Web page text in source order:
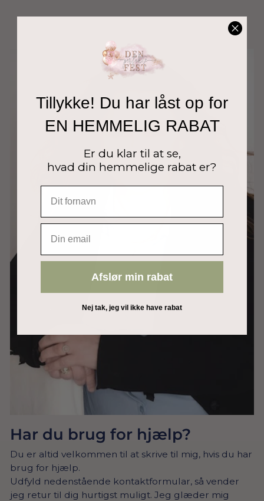
Har du brug for hjælp?
Du er altid velkommen til at skrive til mig, hvis du har
brug for hjælp.
Udfyld nedenstående kontaktformular, så vender
jeg retur til dig hurtigst muligt. Jeg glæder mig
Tillykke! Du har låst op for
EN HEMMELIG RABAT
Er du klar til at se,
hvad din hemmelige rabat er?
Afslør min rabat
Nej tak, jeg vil ikke have rabat